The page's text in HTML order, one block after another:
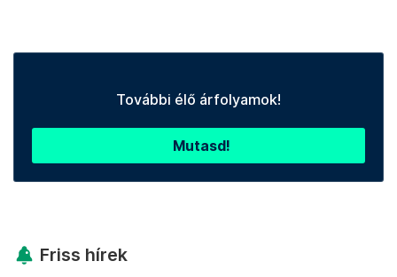
További élő árfolyamok!
Mutasd!
Friss hírek